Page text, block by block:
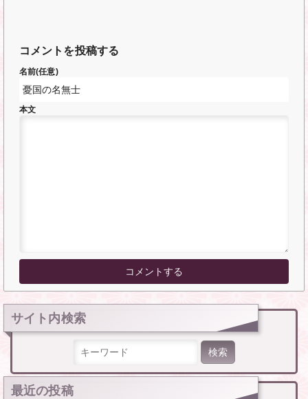
コメントを投稿する
名前(任意)
本文
サイト内検索
最近の投稿